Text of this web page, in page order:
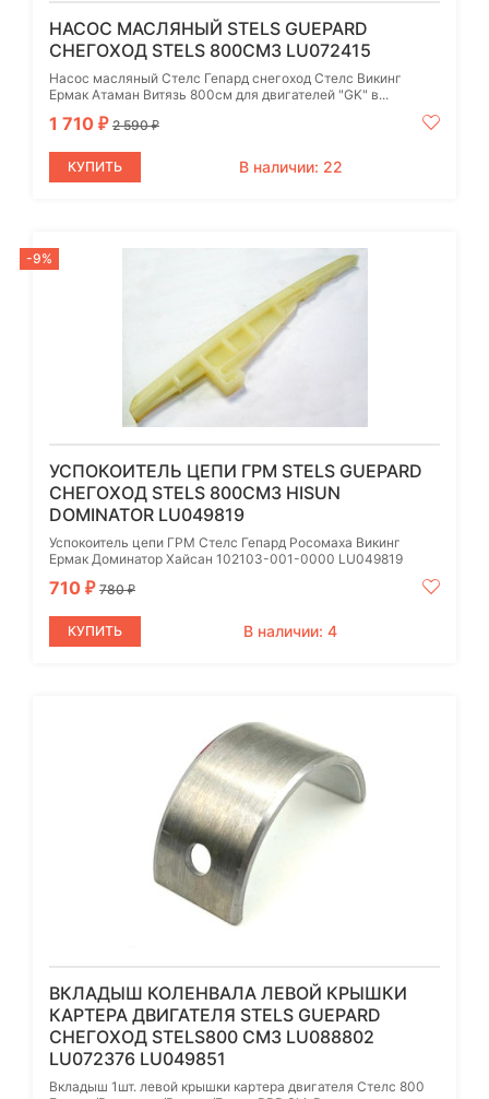
НАСОС МАСЛЯНЫЙ STELS GUEPARD
СНЕГОХОД STELS 800СМ3 LU072415
Насос масляный Стелс Гепард снегоход Стелс Викинг
Ермак Атаман Витязь 800см для двигателей "GK" в...
1 710 ₽ 2 590₽
КУПИТЬ В наличии: 22
-9%
УСПОКОИТЕЛЬ ЦЕПИ ГРМ STELS GUEPARD
СНЕГОХОД STELS 800СМ3 HISUN
DOMINATOR LU049819
Успокоитель цепи ГРМ Стелс Гепард Росомаха Викинг
Ермак Доминатор Хайсан 102103-001-0000 LU049819
710 ₽ 780₽
КУПИТЬ В наличии: 4
ВКЛАДЫШ КОЛЕНВАЛА ЛЕВОЙ КРЫШКИ
КАРТЕРА ДВИГАТЕЛЯ STELS GUEPARD
СНЕГОХОД STELS800 СМ3 LU088802
LU072376 LU049851
Вкладыш 1шт. левой крышки картера двигателя Стелс 800